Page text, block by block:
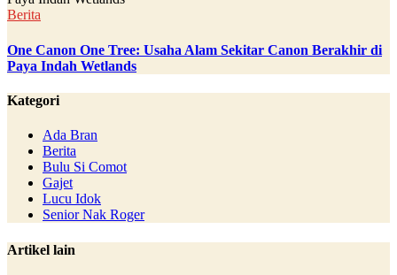
Berita
One Canon One Tree: Usaha Alam Sekitar Canon Berakhir di
Paya Indah Wetlands
Kategori
Ada Bran
Berita
Bulu Si Comot
Gajet
Lucu Idok
Senior Nak Roger
Artikel lain